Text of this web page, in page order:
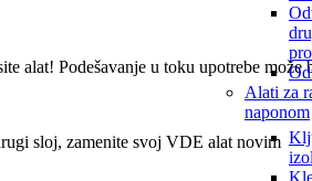
Alati za
naponom
alat! Podešavanje u toku upotrebe
sloj, zamenite svoj VDE alat novim